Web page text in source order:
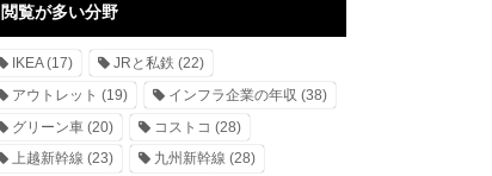
閲覧が多い分野
IKEA(17) JRと私鉄 (22)
アウトレット (19) インフラ企業の年収 (38)
グリーン車 (20) コストコ (28)
上越新幹線 (23) 九州新幹線 (28)